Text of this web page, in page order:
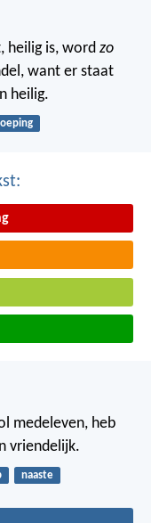
heilig is, word zo
want er staat
heilig.
medeleven, heb
vriendelijk.
naaste